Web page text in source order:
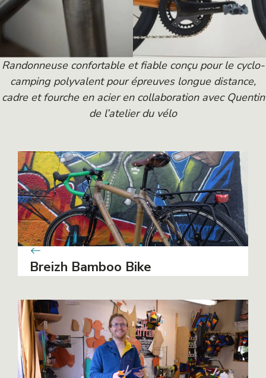
Randonneuse confortable et fiable conçu pour le cyclo-
camping polyvalent pour épreuves longue distance,
cadre et fourche en acier en collaboration avec Quentin
de l’atelier du vélo
Breizh Bamboo Bike